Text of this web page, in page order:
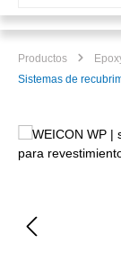
Productos
Sistemas de
Omitir galería de